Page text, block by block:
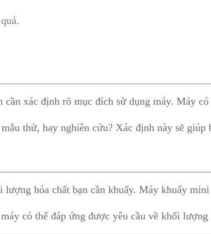
cần xác định rõ mục đích sử dụng máy. Máy
mẫu thử, hay nghiên cứu? Xác định này sẽ
lượng hóa chất bạn cần khuấy. Máy khuấy
có thể đáp ứng được yêu cầu về khối